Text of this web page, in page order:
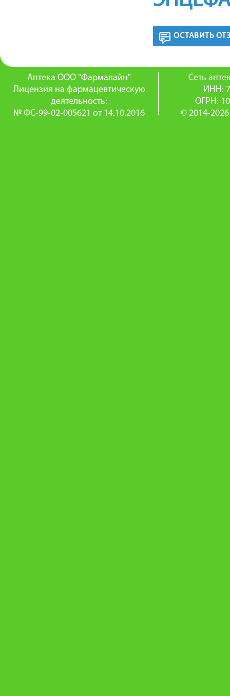
ОСТАВИТЬ
Аптека ООО "Фармалайн"
Лицензия на фармацевтическую
деятельность:
№ ФС-99-02-005621 от 14.10.2016
Сеть
ИНН:
ОГРН:
© 2014-